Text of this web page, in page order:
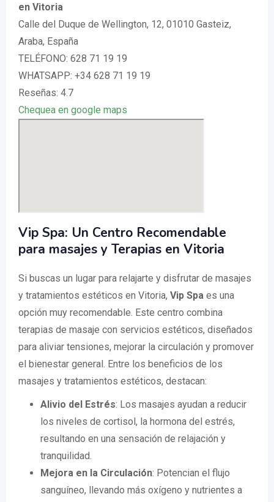
en Vitoria
Calle del Duque de Wellington, 12, 01010 Gasteiz,
Araba, España
TELÉFONO: 628 71 19 19
WHATSAPP: +34 628 71 19 19
Reseñas: 4.7
Chequea en google maps
Vip Spa: Un Centro Recomendable
para masajes y Terapias en Vitoria
Si buscas un lugar para relajarte y disfrutar de masajes
y tratamientos estéticos en Vitoria, Vip Spa es una
opción muy recomendable. Este centro combina
terapias de masaje con servicios estéticos, diseñados
para aliviar tensiones, mejorar la circulación y promover
el bienestar general. Entre los beneficios de los
masajes y tratamientos estéticos, destacan:
Alivio del Estrés: Los masajes ayudan a reducir
los niveles de cortisol, la hormona del estrés,
resultando en una sensación de relajación y
tranquilidad.
Mejora en la Circulación: Potencian el flujo
sanguíneo, llevando más oxígeno y nutrientes a